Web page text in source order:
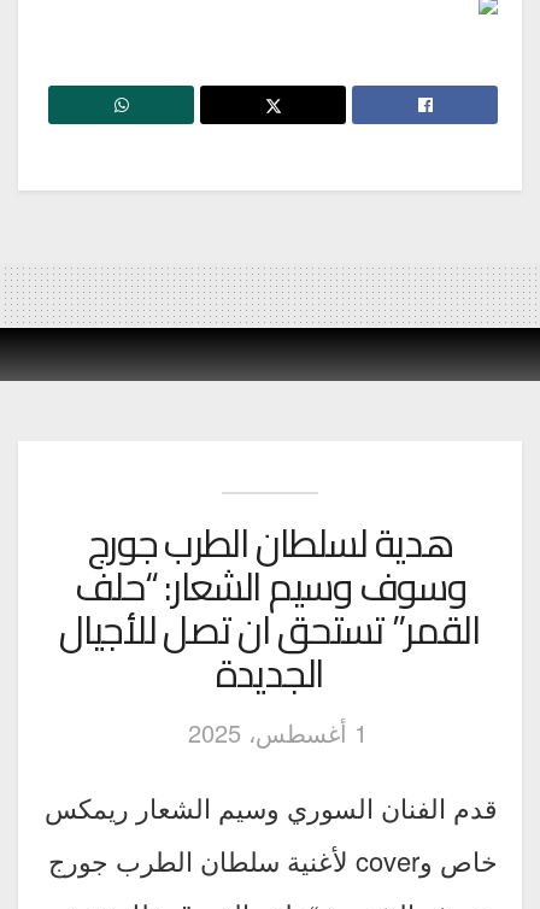
هدية لسلطان الطرب جورج
وسوف وسيم الشعار: “حلف
القمر” تستحق ان تصل للأجيال
الجديدة
1 أغسطس، 2025
قدم الفنان السوري وسيم الشعار ريمكس
خاص وcover لأغنية سلطان الطرب جورج